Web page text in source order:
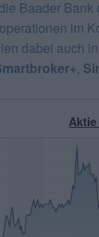
Baader
im
dabei auch
,